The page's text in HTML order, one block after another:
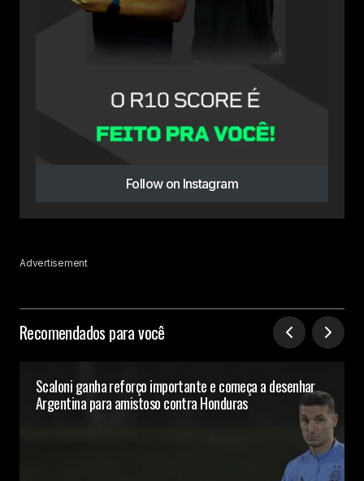
Follow on Instagram
Advertisement
Recomendados para você
Scaloni ganha reforço importante e começa a desenhar
Argentina para amistoso contra Honduras